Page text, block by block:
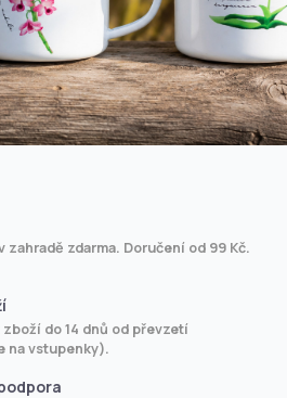
zahradě zdarma. Doručení od 99 Kč.
do 14 dnů od převzetí
na vstupenky).